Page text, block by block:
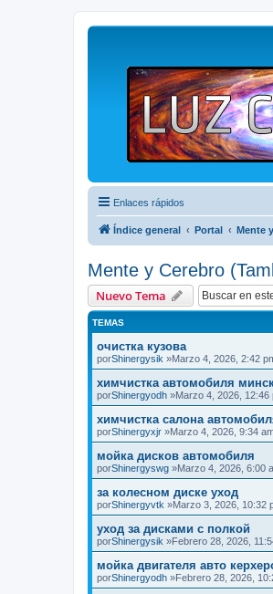
Enlaces rápidos
Índice general Portal Mente
Mente y Cerebro
Nuevo Tema
TEMAS
очистка кузова
porShinergysik »Marzo 4, 2026, 2:42
химчистка автомобиля
porShinergyodh »Marzo 4, 2026, 12:46
химчистка салона
porShinergyxjr »Marzo 4, 2026, 9:34
мойка дисков автомобиля
porShinergyswg »Marzo 4, 2026, 6:00
за колесном диске уход
porShinergyvtk »Marzo 3, 2026, 10:32
уход за дисками с полкой
porShinergysik »Febrero 28, 2026,
мойка двигателя авто
porShinergyodh »Febrero 28, 2026,